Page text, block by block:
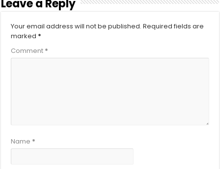
Leave a Reply
Your email address will not be published. Required fields are
marked *
Comment *
Name *